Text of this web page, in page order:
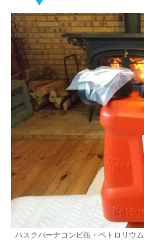
ハスクバーナコンビ缶・ペトロリウム